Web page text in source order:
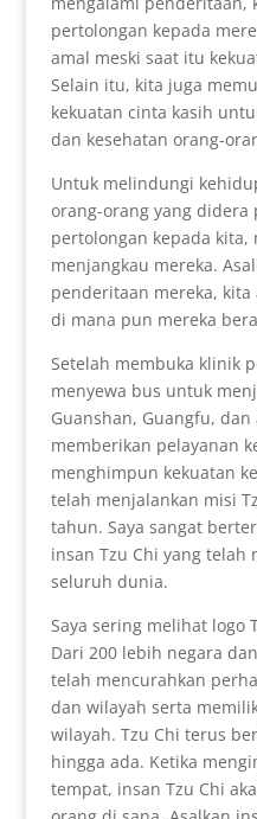
pertolongan kepada
amal meski saat itu
Selain itu, kita juga
kekuatan cinta kasih
dan kesehatan orang-
Untuk melindungi
orang-orang yang
pertolongan kepada
menjangkau mereka.
penderitaan mereka,
di mana pun mereka
Setelah membuka klinik
menyewa bus untuk
Guanshan, Guangfu,
memberikan pelayanan
menghimpun kekuatan
telah menjalankan misi
tahun. Saya sangat
insan Tzu Chi yang telah
seluruh dunia.
Saya sering melihat logo
Dari 200 lebih negara
telah mencurahkan
dan wilayah serta
wilayah. Tzu Chi terus
hingga ada. Ketika
tempat, insan Tzu Chi